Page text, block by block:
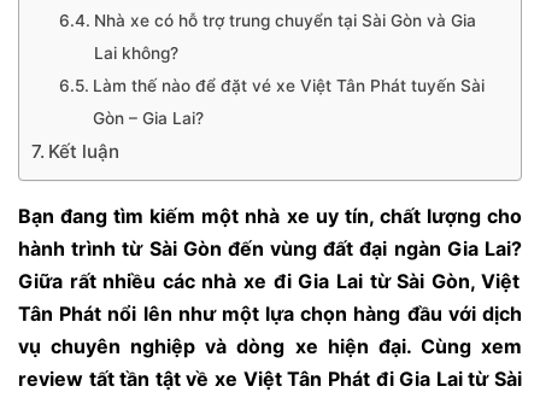
Nhà xe có hỗ trợ trung chuyển tại Sài Gòn và Gia
Lai không?
Làm thế nào để đặt vé xe Việt Tân Phát tuyến Sài
Gòn – Gia Lai?
Kết luận
Bạn đang tìm kiếm một nhà xe uy tín,chất lượng cho
hành trình từ Sài Gòn đến vùng đất đại ngàn Gia Lai?
Giữa rất nhiều các nhà xe đi Gia Lai từ Sài Gòn,Việt
Tân Phát nổi lên như một lựa chọn hàng đầu với dịch
vụ chuyên nghiệp và dòng xe hiện đại. Cùng xem
review tất tần tật về xe Việt Tân Phát đi Gia Lai từ Sài